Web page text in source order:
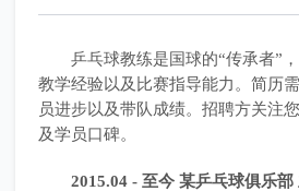
乒乓球教练是国球的“传承者”
教学经验以及比赛指导能力。简历
员进步以及带队成绩。招聘方关注
及学员口碑。
2015.04 - 至今 某乒乓球俱乐部